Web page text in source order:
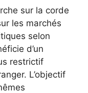
sur la corde
les marchés
selon
d’un
restrictif
L’objectif